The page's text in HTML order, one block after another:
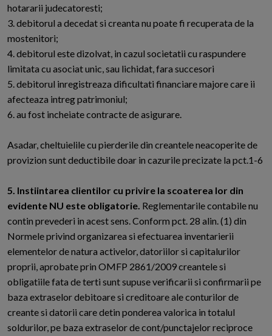
hotararii judecatoresti;
3. debitorul a decedat si creanta nu poate fi recuperata de la
mostenitori;
4. debitorul este dizolvat, in cazul societatii cu raspundere
limitata cu asociat unic, sau lichidat, fara succesori
5. debitorul inregistreaza dificultati financiare majore care ii
afecteaza intreg patrimoniul;
6. au fost incheiate contracte de asigurare.
Asadar, cheltuielile cu pierderile din creantele neacoperite de
provizion sunt deductibile doar in cazurile precizate la pct.1-6
5. Instiintarea clientilor cu privire la scoaterea lor din
evidente NU este obligatorie. Reglementarile contabile nu
contin prevederi in acest sens. Conform pct. 28 alin. (1) din
Normele privind organizarea si efectuarea inventarierii
elementelor de natura activelor, datoriilor si capitalurilor
proprii, aprobate prin OMFP 2861/2009 creantele si
obligatiile fata de terti sunt supuse verificarii si confirmarii pe
baza extraselor debitoare si creditoare ale conturilor de
creante si datorii care detin ponderea valorica in totalul
soldurilor, pe baza extraselor de cont/punctajelor reciproce